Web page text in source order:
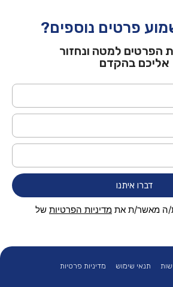
פרטים נוספים?
הפרטים למטה ונחזור
אליכם בהקדם
דברו איתנו
ה מאשר/ת את מדיניות הפרטיות של
תנאי שימוש מדיניות פרטיות